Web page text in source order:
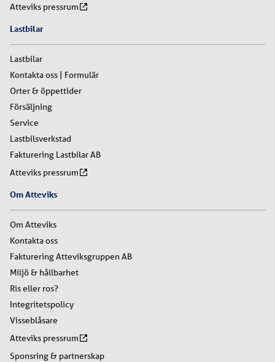
Atteviks pressrum
Lastbilar
Lastbilar
Kontakta oss | Formulär
Orter & öppettider
Försäljning
Service
Lastbilsverkstad
Fakturering Lastbilar AB
Atteviks pressrum
Om Atteviks
Om Atteviks
Kontakta oss
Fakturering Atteviksgruppen AB
Miljö & hållbarhet
Ris eller ros?
Integritetspolicy
Visseblåsare
Atteviks pressrum
Sponsring & partnerskap